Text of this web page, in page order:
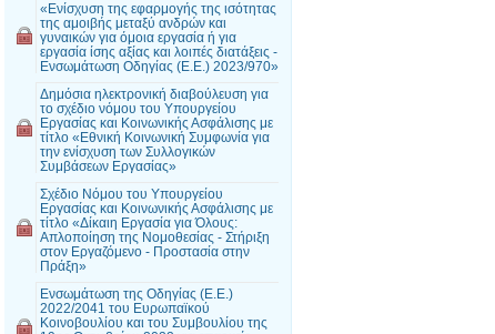
«Ενίσχυση της εφαρμογής της ισότητας
της αμοιβής μεταξύ ανδρών και
γυναικών για όμοια εργασία ή για
εργασία ίσης αξίας και λοιπές διατάξεις -
Ενσωμάτωση Οδηγίας (Ε.Ε.) 2023/970»
Δημόσια ηλεκτρονική διαβούλευση για
το σχέδιο νόμου του Υπουργείου
Εργασίας και Κοινωνικής Ασφάλισης με
τίτλο «Εθνική Κοινωνική Συμφωνία για
την ενίσχυση των Συλλογικών
Συμβάσεων Εργασίας»
Σχέδιο Νόμου του Υπουργείου
Εργασίας και Κοινωνικής Ασφάλισης με
τίτλο «Δίκαιη Εργασία για Όλους:
Απλοποίηση της Νομοθεσίας - Στήριξη
στον Εργαζόμενο - Προστασία στην
Πράξη»
Ενσωμάτωση της Οδηγίας (Ε.Ε.)
2022/2041 του Ευρωπαϊκού
Κοινοβουλίου και του Συμβουλίου της